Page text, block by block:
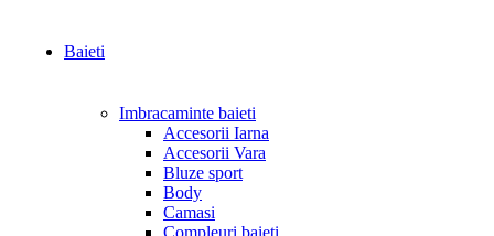
Baieti
Imbracaminte baieti
Accesorii Iarna
Accesorii Vara
Bluze sport
Body
Camasi